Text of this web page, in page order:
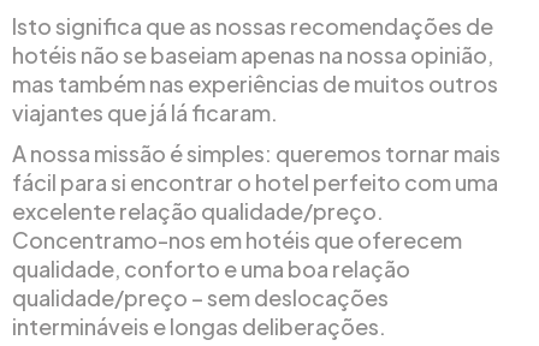
Isto significa que as nossas recomendações de
hotéis não se baseiam apenas na nossa opinião,
mas também nas experiências de muitos outros
viajantes que já lá ficaram.
A nossa missão é simples: queremos tornar mais
fácil para si encontrar o hotel perfeito com uma
excelente relação qualidade/preço.
Concentramo-nos em hotéis que oferecem
qualidade, conforto e uma boa relação
qualidade/preço – sem deslocações
intermináveis e longas deliberações.